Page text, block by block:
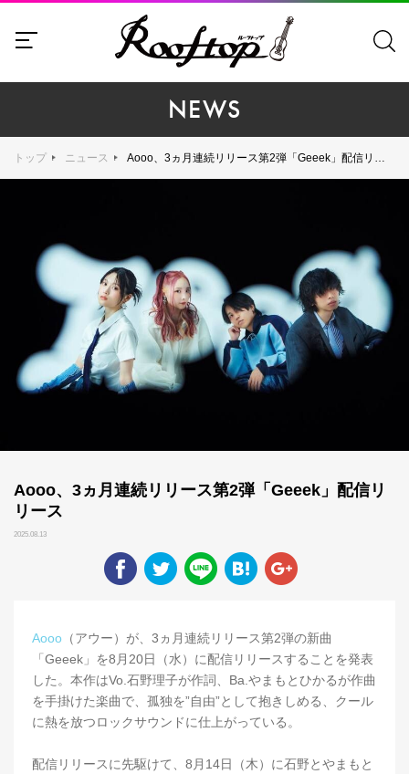
NEWS
トップ ニュース Aooo、3ヵ月連続リリース第2弾「Geeek」配信リリース
Aooo、3ヵ月連続リリース第2弾「Geeek」配信リ
リース
2025.08.13
Aooo （アウー）が、3ヵ月連続リリース第2弾の新曲
「Geeek」を8月20日（水）に配信リリースすることを発表
した。本作はVo.石野理子が作詞、Ba.やまもとひかるが作曲
を手掛けた楽曲で、孤独を”自由”として抱きしめる、クール
に熱を放つロックサウンドに仕上がっている。
配信リリースに先駆けて、8月14日（木）に石野とやまもと